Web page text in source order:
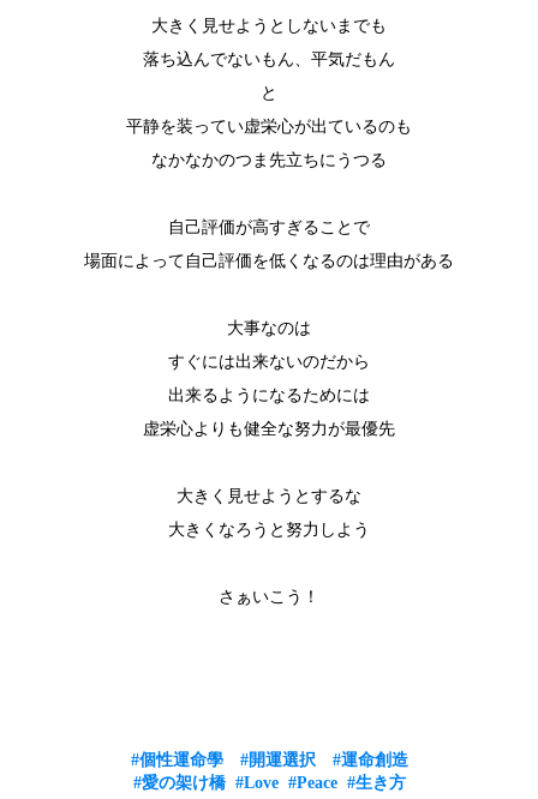
大きく見せようとしないまでも
落ち込んでないもん、平気だもん
と
平静を装ってい虚栄心が出ているのも
なかなかのつま先立ちにうつる
自己評価が高すぎることで
場面によって自己評価を低くなるのは理由がある
大事なのは
すぐには出来ないのだから
出来るようになるためには
虚栄心よりも健全な努力が最優先
大きく見せようとするな
大きくなろうと努力しよう
さぁいこう！
#個性運命學 #開運選択
#運命創造
#愛の架け橋 #Love #Peace #生き方